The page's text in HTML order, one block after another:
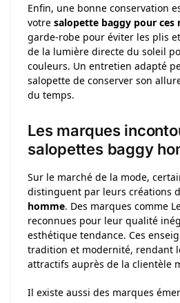
Enfin, une bonne conservation
votre salopette baggy pour ces
garde-robe pour éviter les plis
de la lumière directe du soleil
couleurs. Un entretien adapté
salopette de conserver son
du temps.
Les marques
salopettes baggy
Sur le marché de la mode,
distinguent par leurs créations
homme. Des marques comme
reconnues pour leur qualité
esthétique tendance. Ces
tradition et modernité, rendant
attractifs auprès de la clientèle
Il existe aussi des marques